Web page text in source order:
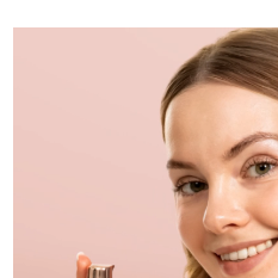
Émirats arabes unis
Royaume-Uni